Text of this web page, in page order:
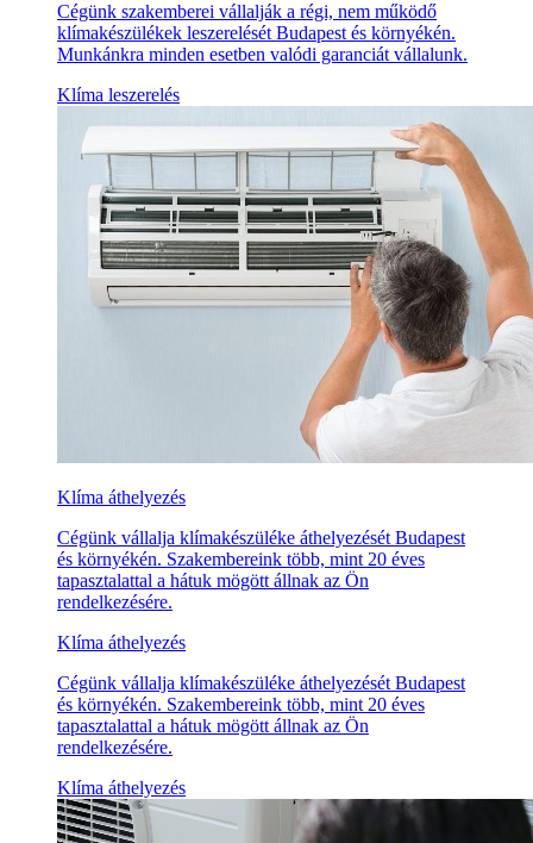
Cégünk szakemberei vállalják a régi, nem működő
klímakészülékek leszerelését Budapest és környékén.
Munkánkra minden esetben valódi garanciát vállalunk.
Klíma leszerelés
Klíma áthelyezés
Cégünk vállalja klímakészüléke áthelyezését Budapest
és környékén. Szakembereink több, mint 20 éves
tapasztalattal a hátuk mögött állnak az Ön
rendelkezésére.
Klíma áthelyezés
Cégünk vállalja klímakészüléke áthelyezését Budapest
és környékén. Szakembereink több, mint 20 éves
tapasztalattal a hátuk mögött állnak az Ön
rendelkezésére.
Klíma áthelyezés